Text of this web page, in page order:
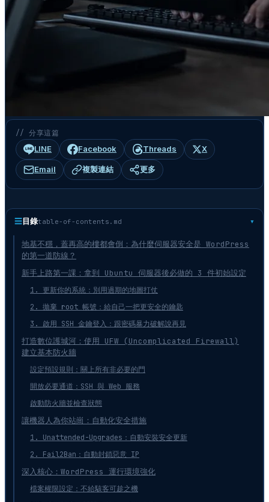
// 分享這篇
LINE Facebook Threads X
Email 複製連結 更多
☰目錄table-of-contents.md
地基不穩，蓋再高的樓都會倒：為什麼伺服器安全是 WordPress
的第一道防線？
新手上路第一課：拿到 Ubuntu 伺服器後必做的 3 件初始設定
1. 更新你的系統：別用過期的地圖打仗
2. 拋棄 root 帳號：給自己一把更安全的鑰匙
3. 啟用 SSH 金鑰登入：跟密碼暴力破解說再見
打造數位護城河：使用 UFW (Uncomplicated Firewall)
建立基本防火牆
設定預設規則：關上所有非必要的門
開放必要通道：SSH 與 Web 服務
啟動防火牆並檢查狀態
讓機器人為你站崗：自動化安全措施
1. Unattended-Upgrades：自動安裝安全更新
2. Fail2Ban：自動封鎖惡意 IP
深入核心：WordPress 運行環境強化
檔案權限設定：不給駭客可趁之機